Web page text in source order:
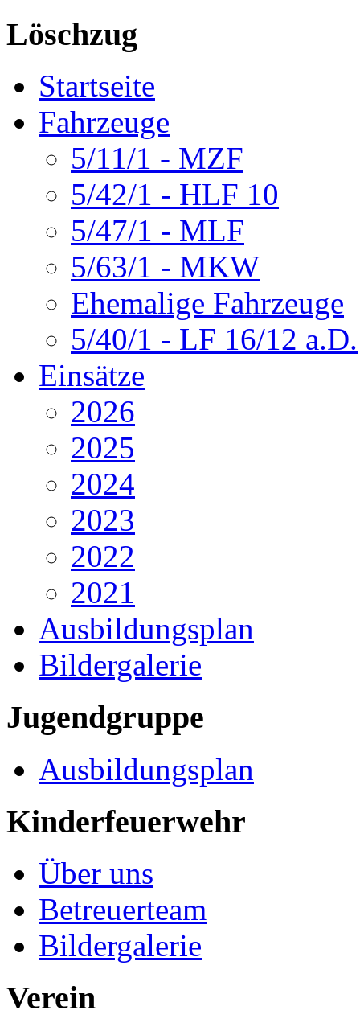
Löschzug
Startseite
Fahrzeuge
5/11/1 - MZF
5/42/1 - HLF 10
5/47/1 - MLF
5/63/1 - MKW
Ehemalige Fahrzeuge
5/40/1 - LF 16/12 a.D.
Einsätze
2026
2025
2024
2023
2022
2021
Ausbildungsplan
Bildergalerie
Jugendgruppe
Ausbildungsplan
Kinderfeuerwehr
Über uns
Betreuerteam
Bildergalerie
Verein